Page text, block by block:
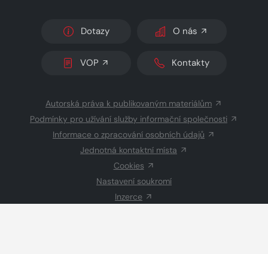
Dotazy O nás
VOP Kontakty
Autorská práva k publikovaným materiálům
Podmínky pro užívání služby informační společnosti
Informace o zpracování osobních údajů
Jednotná kontaktní místa
Cookies
Nastavení soukromí
Inzerce